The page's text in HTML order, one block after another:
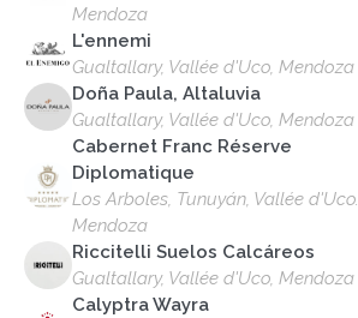
Mendoza
L'ennemi
Gualtallary, Vallée d'Uco, Mendoza
Doña Paula, Altaluvia
Gualtallary, Vallée d'Uco, Mendoza
Cabernet Franc Réserve
Diplomatique
Los Arboles, Tunuyán, Vallée d'Uco.
Mendoza
Riccitelli Suelos Calcáreos
Gualtallary, Vallée d'Uco, Mendoza
Calyptra Wayra